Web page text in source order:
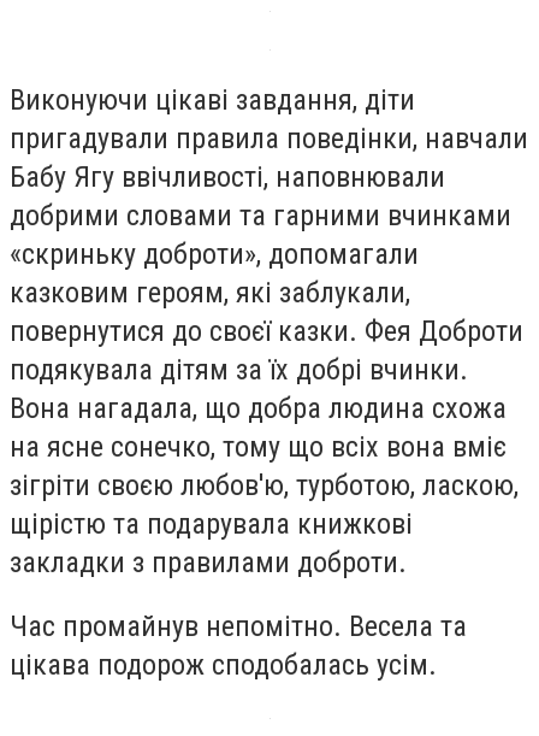
Виконуючи цікаві завдання, діти
пригадували правила поведінки, навчали
Бабу Ягу ввічливості, наповнювали
добрими словами та гарними вчинками
«скриньку доброти», допомагали
казковим героям, які заблукали,
повернутися до своєї казки. Фея Доброти
подякувала дітям за їх добрі вчинки.
Вона нагадала, що добра людина схожа
на ясне сонечко, тому що всіх вона вміє
зігріти своєю любов'ю, турботою, ласкою,
щірістю та подарувала книжкові
закладки з правилами доброти.
Час промайнув непомітно. Весела та
цікава подорож сподобалась усім.